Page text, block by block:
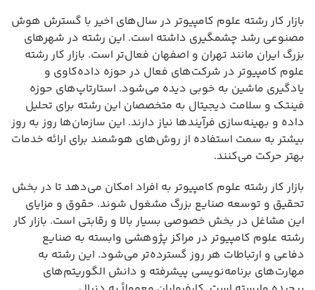
بازار کار رشته علوم کامپیوتر در سال‌های اخیر با گسترش هوش
مصنوعی رشد چشمگیری داشته است. این رشته در شهرهای
بزرگ ایران مانند تهران و اصفهان فعال‌تر است. بازار کار رشته
علوم کامپیوتر در شرکت‌های فعال در حوزه داده‌کاوی و
یادگیری ماشین به خوبی دیده می‌شود. استارتاپ‌های حوزه
فینتک و سلامت دیجیتال به متخصصان این رشته برای تحلیل
داده و بهینه‌سازی فرآیندها نیاز دارند. این سازمان‌ها روز به روز
بیشتر به سمت استفاده از روش‌های هوشمند برای ارائه خدمات
بهتر حرکت می‌کنند.
بازار کار رشته علوم کامپیوتر به افراد امکان می‌دهد تا در بخش
تحقیق و توسعه صنایع بزرگ مشغول شوند. حقوق و مزایای
این مشاغل در بخش خصوصی بسیار بالا و رقابتی است. بازار کار
رشته علوم کامپیوتر در مراکز پژوهشی وابسته به صنایع
دفاعی و ارتباطات هر روز گسترده‌تر می‌شود. این رشته به
مهارت‌های برنامه‌نویسی پیشرفته و دانش الگوریتم‌های